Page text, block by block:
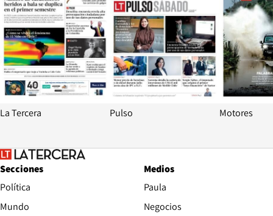
La Tercera Pulso Motores
Secciones
Política
Mundo
Medios
Paula
Negocios